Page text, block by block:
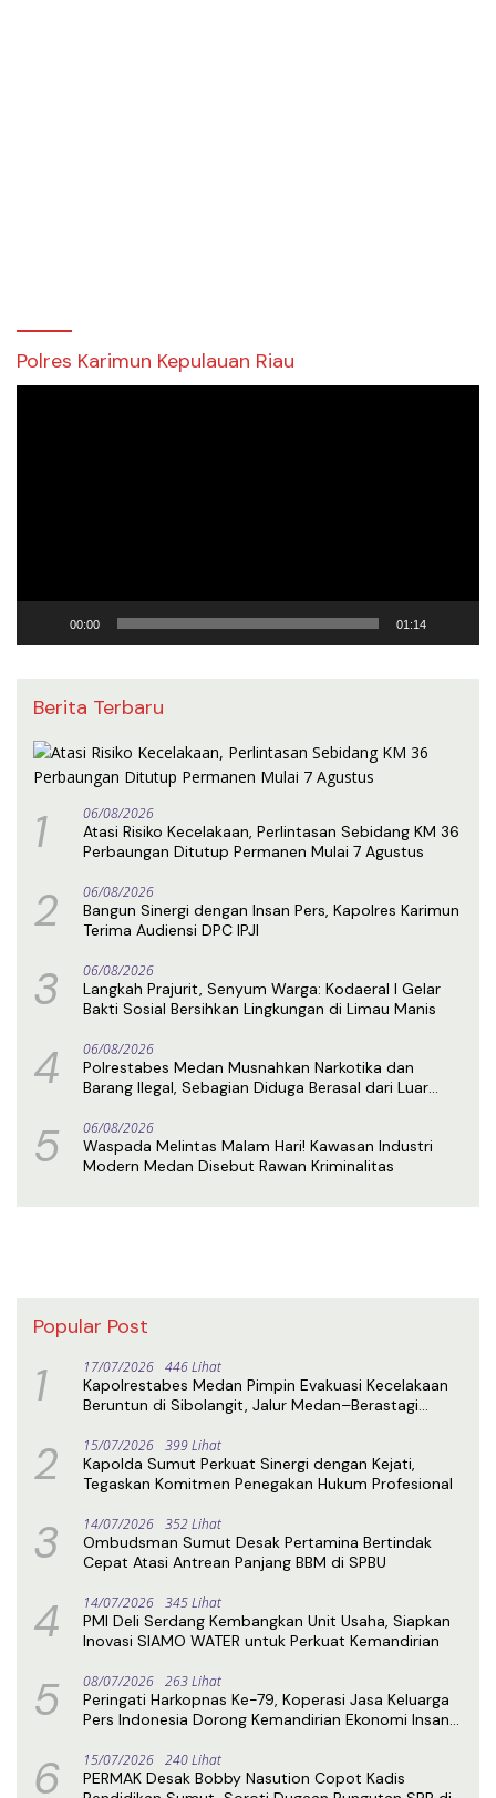
Polres Karimun Kepulauan Riau
00:00 01:14
Berita Terbaru
1 06/08/2026
Atasi Risiko Kecelakaan, Perlintasan Sebidang KM 36
Perbaungan Ditutup Permanen Mulai 7 Agustus
2 06/08/2026
Bangun Sinergi dengan Insan Pers, Kapolres Karimun
Terima Audiensi DPC IPJI
3 06/08/2026
Langkah Prajurit, Senyum Warga: Kodaeral I Gelar
Bakti Sosial Bersihkan Lingkungan di Limau Manis
4 06/08/2026
Polrestabes Medan Musnahkan Narkotika dan
Barang Ilegal, Sebagian Diduga Berasal dari Luar
5 06/08/2026
Waspada Melintas Malam Hari! Kawasan Industri
Modern Medan Disebut Rawan Kriminalitas
Popular Post
1 17/07/2026 446 Lihat
Kapolrestabes Medan Pimpin Evakuasi Kecelakaan
Beruntun di Sibolangit, Jalur Medan–Berastagi
2 15/07/2026 399 Lihat
Kapolda Sumut Perkuat Sinergi dengan Kejati,
Tegaskan Komitmen Penegakan Hukum Profesional
3 14/07/2026 352 Lihat
Ombudsman Sumut Desak Pertamina Bertindak
Cepat Atasi Antrean Panjang BBM di SPBU
4 14/07/2026 345 Lihat
PMI Deli Serdang Kembangkan Unit Usaha, Siapkan
Inovasi SIAMO WATER untuk Perkuat Kemandirian
5 08/07/2026 263 Lihat
Peringati Harkopnas Ke-79, Koperasi Jasa Keluarga
Pers Indonesia Dorong Kemandirian Ekonomi Insan
6 15/07/2026 240 Lihat
PERMAK Desak Bobby Nasution Copot Kadis